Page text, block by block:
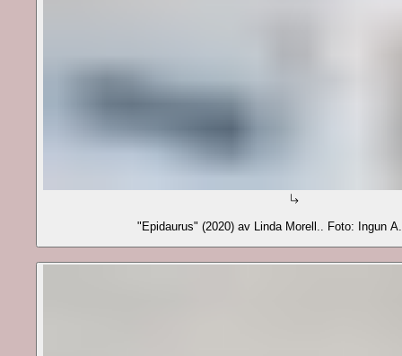
"Epidaurus" (2020) av Linda Morell.. Foto: Ingun